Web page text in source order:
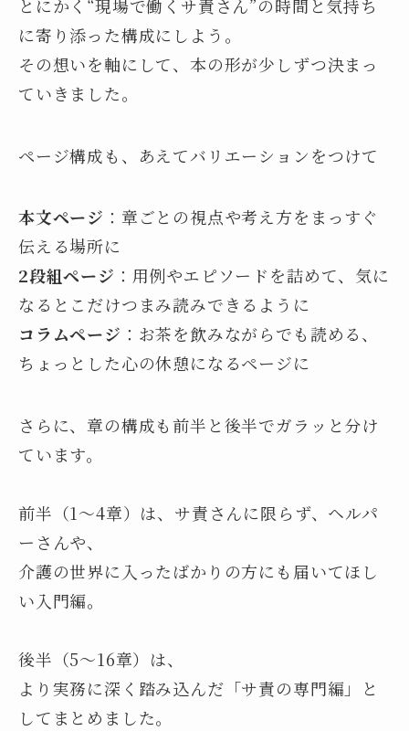
とにかく“現場で働くサ責さん”の時間と気持ち
に寄り添った構成にしよう。
その想いを軸にして、本の形が少しずつ決まっ
ていきました。
ページ構成も、あえてバリエーションをつけて
本文ページ ：章ごとの視点や考え方をまっすぐ
伝える場所に
2段組ページ ：用例やエピソードを詰めて、気に
なるとこだけつまみ読みできるように
コラムページ ：お茶を飲みながらでも読める、
ちょっとした心の休憩になるページに
さらに、章の構成も前半と後半でガラッと分け
ています。
前半（1〜4章）は、サ責さんに限らず、ヘルパ
ーさんや、
介護の世界に入ったばかりの方にも届いてほし
い入門編。
後半（5〜16章）は、
より実務に深く踏み込んだ「サ責の専門編」と
してまとめました。